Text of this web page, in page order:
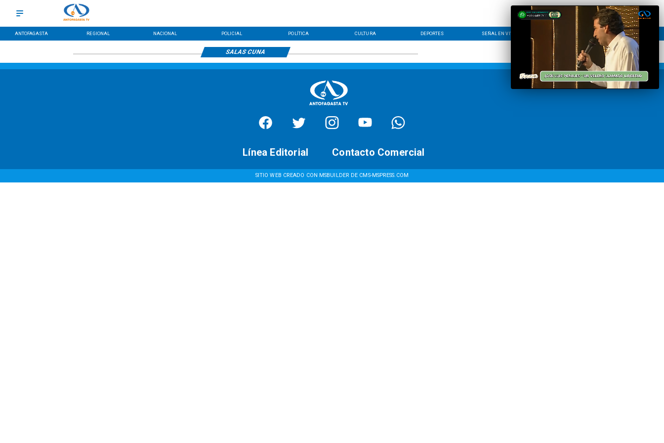
ANTOFAGASTA REGIONAL NACIONAL POLICIAL POLÍTICA CULTURA DEPORTES SEÑAL EN VIVO CONTACTO LÍNEA EDITORIAL
SALAS CUNA
SITIO WEB CREADO CON MSBUILDER DE CMS-MSPRESS.COM
Contacto Comercial
Línea Editorial